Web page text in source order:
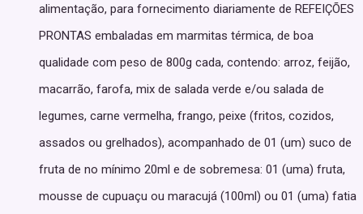
alimentação, para fornecimento diariamente de REFEIÇÕES
PRONTAS embaladas em marmitas térmica, de boa
qualidade com peso de 800g cada, contendo: arroz, feijão,
macarrão, farofa, mix de salada verde e/ou salada de
legumes, carne vermelha, frango, peixe (fritos, cozidos,
assados ou grelhados), acompanhado de 01 (um) suco de
fruta de no mínimo 20ml e de sobremesa: 01 (uma) fruta,
mousse de cupuaçu ou maracujá (100ml) ou 01 (uma) fatia